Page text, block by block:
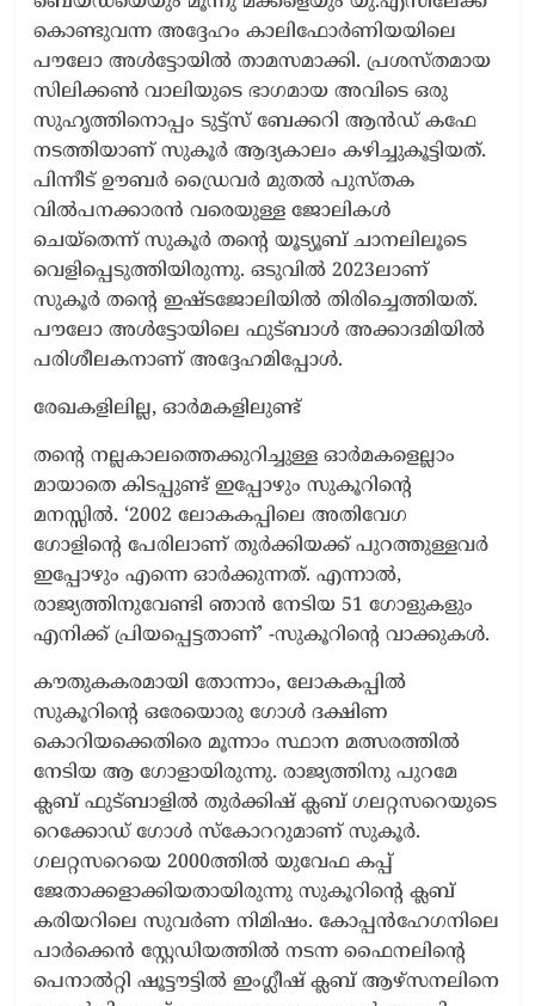
കൊണ്ടുവന്ന അദ്ദേഹം കാലിഫോർണിയയിലെ
പൗലോ അൾട്ടോയിൽ താമസമാക്കി. പ്രശസ്തമായ
സിലിക്കൺ വാലിയുടെ ഭാഗമായ അവിടെ ഒരു
സുഹൃത്തിനൊപ്പം ടുട്ട്സ് ബേക്കറി ആൻഡ് കഫേ
നടത്തിയാണ് സുകൂർ ആദ്യകാലം കഴിച്ചുകൂട്ടിയത്.
പിന്നീട് ഊബർ ഡ്രൈവർ മുതൽ പുസ്തക
വിൽപനക്കാരൻ വരെയുള്ള ജോലികൾ
ചെയ്തെന്ന് സുകൂർ തന്റെ യൂട്യൂബ് ചാനലിലൂടെ
വെളിപ്പെടുത്തിയിരുന്നു. ഒടുവിൽ 2023ലാണ്
സുകൂർ തന്റെ ഇഷ്ടജോലിയിൽ തിരിച്ചെത്തിയത്.
പൗലോ അൾട്ടോയിലെ ഫുട്ബാൾ അക്കാദമിയിൽ
പരിശീലകനാണ് അദ്ദേഹമിപ്പോൾ.
രേഖകളിലില്ല, ഓർമകളിലുണ്ട്
തന്റെ നല്ലകാലത്തെക്കുറിച്ചുള്ള ഓർമകളെല്ലാം
മായാതെ കിടപ്പുണ്ട് ഇപ്പോഴും സുകൂറിന്റെ
മനസ്സിൽ. ‘2002 ലോകകപ്പിലെ അതിവേഗ
ഗോളിന്റെ പേരിലാണ് തുർക്കിയക്ക് പുറത്തുള്ളവർ
ഇപ്പോഴും എന്നെ ഓർക്കുന്നത്. എന്നാൽ,
രാജ്യത്തിനുവേണ്ടി ഞാൻ നേടിയ 51 ഗോളുകളും
എനിക്ക് പ്രിയപ്പെട്ടതാണ്’ -സുകൂറിന്റെ വാക്കുകൾ.
കൗതുകകരമായി തോന്നാം, ലോകകപ്പിൽ
സുകൂറിന്റെ ഒരേയൊരു ഗോൾ ദക്ഷിണ
കൊറിയക്കെതിരെ മൂന്നാം സ്ഥാന മത്സരത്തിൽ
നേടിയ ആ ഗോളായിരുന്നു. രാജ്യത്തിനു പുറമേ
ക്ലബ് ഫുട്ബാളിൽ തുർക്കിഷ് ക്ലബ് ഗലറ്റസറെയുടെ
റെക്കോഡ് ഗോൾ സ്കോററുമാണ് സുകൂർ.
ഗലറ്റസറെയെ 2000ത്തിൽ യുവേഫ കപ്പ്
ജേതാക്കളാക്കിയതായിരുന്നു സുകൂറിന്റെ ക്ലബ്
കരിയറിലെ സുവർണ നിമിഷം. കോപ്പൻഹേഗനിലെ
പാർക്കെൻ സ്റ്റേഡിയത്തിൽ നടന്ന ഫൈനലിന്റെ
പെനാൽറ്റി ഷൂട്ടൗട്ടിൽ ഇംഗ്ലീഷ് ക്ലബ് ആഴ്സനലിനെ